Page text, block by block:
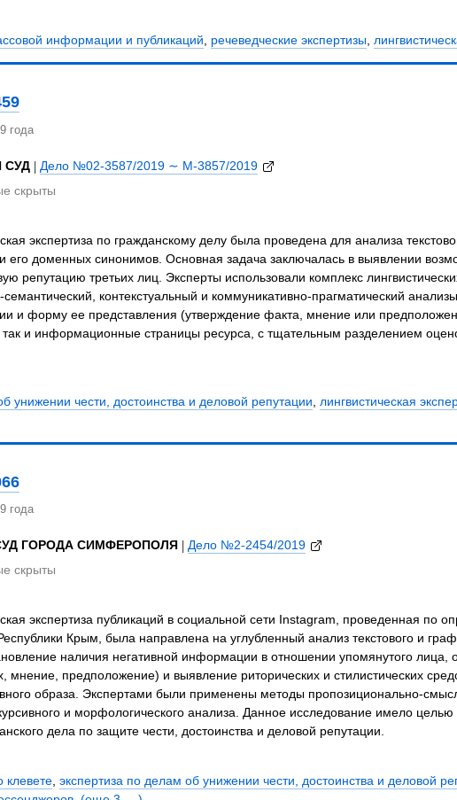
информации и публикаций, речеведческие экспертизы,
года
СУД | Дело №02-3587/2019 ∼ М-3857/2019
скрыты
экспертиза по гражданскому делу была проведена для анализа
доменных синонимов. Основная задача заключалась в выявлении
репутацию третьих лиц. Эксперты использовали комплекс
семантический, контекстуальный и коммуникативно-прагматический
и форму ее представления (утверждение факта, мнение или
и информационные страницы ресурса, с тщательным разделением
унижении чести, достоинства и деловой репутации лингвистическая
года
ГОРОДА СИМФЕРОПОЛЯ | Дело №2-2454/2019
скрыты
экспертиза публикаций в социальной сети Instagram, проведенная по
Крым, была направлена на углубленный анализ текстового и
наличия негативной информации в отношении упомянутого
мнение, предположение) и выявление риторических и стилистических
образа. Экспертами были применены методы пропозиционально-
и морфологического анализа. Данное исследование имело
дела по защите чести, достоинства и деловой репутации.
клевете, экспертиза по делам об унижении чести, достоинства и деловой